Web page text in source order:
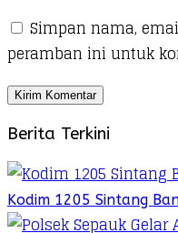
Simpan nama,
peramban ini untuk
Berita Terkini
Kodim 1205 Sintang